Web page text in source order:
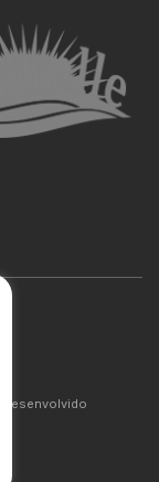
desenvolvido